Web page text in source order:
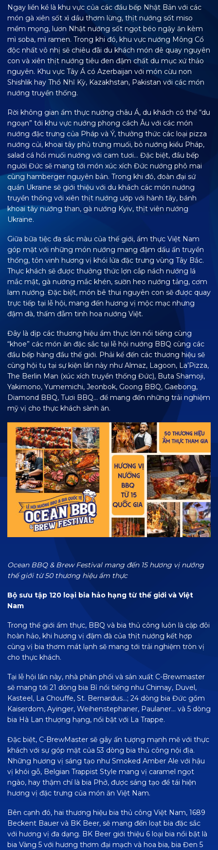
Ngay liền kề là khu vực của các đầu bếp Nhật Bản với các
món gà xiên sốt xì dầu thơm lừng, thịt nướng sốt miso
mềm mọng, lươn Nhật nướng sốt ngọt béo ngậy ăn kèm
mì soba, mì ramen. Trong khi đó, khu vực nướng Mông Cổ
độc nhất vô nhị sẽ chiêu đãi du khách món dê quay nguyên
con và xiên thịt nướng tiêu đen đậm chất du mục xứ thảo
nguyên. Khu vực Tây Á có Azerbaijan với món cừu non
Shishlik hay Thổ Nhĩ Kỳ, Kazakhstan, Pakistan với các món
nướng truyền thống.
Rời không gian ẩm thực nướng châu Á, du khách có thể “du
ngoạn” tới khu vực nướng phong cách Âu với các món
nướng đặc trưng của Pháp và Ý, thưởng thức các loại pizza
nướng củi, khoai tây phủ trứng muối, bò nướng kiểu Pháp,
salad cá hồi muối nướng với cam tươi… Đặc biệt, đầu bếp
người Đức sẽ mang tới món xúc xích Đức nướng phô mai
cùng hamberger nguyên bản. Trong khi đó, đoàn đại sứ
quán Ukraine sẽ giới thiệu với du khách các món nướng
truyền thống với xiên thịt nướng ướp với hành tây, bánh
khoai tây nướng than, gà nướng Kyiv, thịt viên nướng
Ukraine.
Giữa bữa tiệc đa sắc màu của thế giới, ẩm thực Việt Nam
góp mặt với những món nướng mang đậm dấu ấn truyền
thống, tôn vinh hương vị khói lửa đặc trưng vùng Tây Bắc.
Thực khách sẽ được thưởng thức lợn cắp nách nướng lá
mắc mật, gà nướng mắc khén, sườn heo nướng tảng, cơm
lam nướng. Đặc biệt, món bê thui nguyên con sẽ được quay
trực tiếp tại lễ hội, mang đến hương vị mộc mạc nhưng
đậm đà, thấm đẫm tinh hoa nướng Việt.
Đây là dịp các thương hiệu ẩm thực lớn nổi tiếng cùng
“khoe” các món ăn đặc sắc tại lễ hội nướng BBQ cùng các
đầu bếp hàng đầu thế giới. Phải kể đến các thương hiệu sẽ
cùng hội tụ tại sự kiện lần này như Almaz, Lagoon, La’Pizza,
The Berlin Man (xúc xích truyền thống Đức), Buta Shamoji,
Yakimono, Yumemichi, Jeonbok, Goong BBQ, Gaebong,
Diamond BBQ, Tươi BBQ… để mang đến những trải nghiệm
mỹ vị cho thực khách sành ăn.
Ocean BBQ & Brew Festival mang đến 15 hương vị nướng
thế giới từ 50 thương hiệu ẩm thực
Bộ sưu tập 120 loại bia hảo hạng từ thế giới và Việt
Nam
Trong thế giới ẩm thực, BBQ và bia thủ công luôn là cặp đôi
hoàn hảo, khi hương vị đậm đà của thịt nướng kết hợp
cùng vị bia thơm mát lạnh sẽ mang tới trải nghiệm tròn vị
cho thực khách.
Tại lễ hội lần này, nhà phân phối và sản xuất C-Brewmaster
sẽ mang tới 21 dòng bia Bỉ nổi tiếng như Chimay, Duvel,
Kasteel, La Chouffe, St. Bernardus…; 24 dòng bia Đức gồm
Kaiserdom, Ayinger, Weihenstephaner, Paulaner… và 5 dòng
bia Hà Lan thượng hạng, nổi bật với La Trappe.
Đặc biệt, C-BrewMaster sẽ gây ấn tượng mạnh mẽ với thực
khách với sự góp mặt của 53 dòng bia thủ công nội địa.
Những hương vị sáng tạo như Smoked Amber Ale với hậu
vị khói gỗ, Belgian Trappist Style mang vị caramel ngọt
ngào, hay thậm chí là bia Phở, được sáng tạo để tái hiện
hương vị đặc trưng của món ăn Việt Nam.
Bên cạnh đó, hai thương hiệu bia thủ công Việt Nam, 1689
Beckent Bauer và BK Beer, sẽ mang đến loạt bia đặc sắc
với hương vị đa dạng. BK Beer giới thiệu 6 loại bia nổi bật là
bia Vàng 5 với hương thơm đại mạch và hoa bia, bia Đen 5